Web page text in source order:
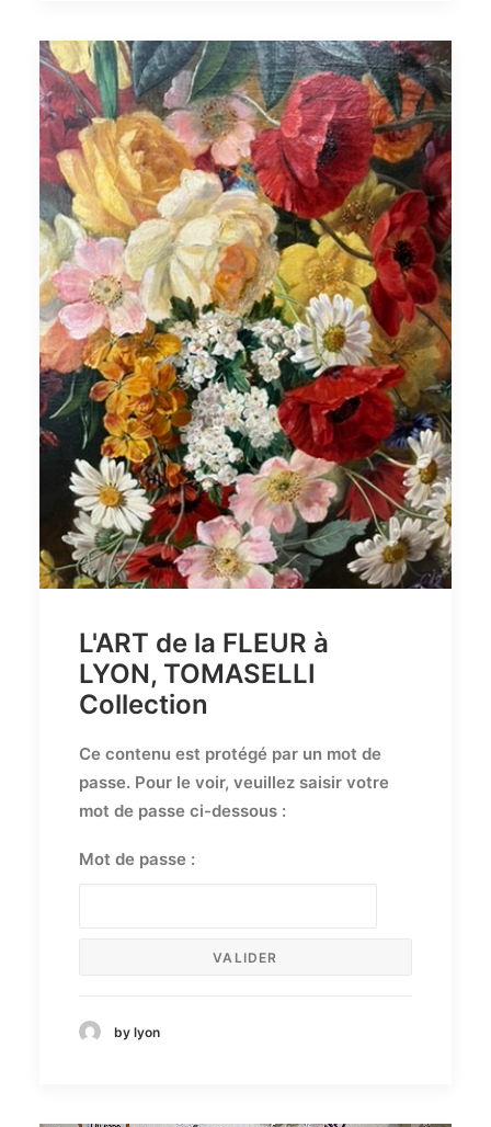
L'ART de la FLEUR à
LYON, TOMASELLI
Collection
Ce contenu est protégé par un mot de
passe. Pour le voir, veuillez saisir votre
mot de passe ci-dessous :
Mot de passe :
by lyon